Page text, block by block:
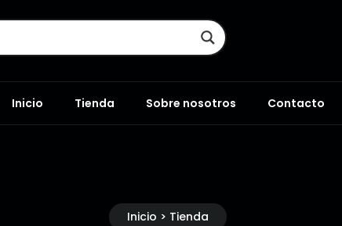
Inicio Tienda Sobre nosotros Contacto
Inicio > Tienda